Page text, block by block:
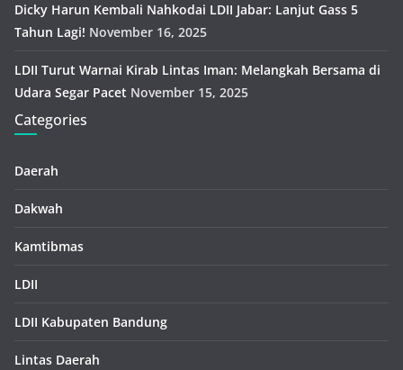
Dicky Harun Kembali Nahkodai LDII Jabar: Lanjut Gass 5
Tahun Lagi! November 16, 2025
LDII Turut Warnai Kirab Lintas Iman: Melangkah Bersama di
Udara Segar Pacet November 15, 2025
Categories
Daerah
Dakwah
Kamtibmas
LDII
LDII Kabupaten Bandung
Lintas Daerah